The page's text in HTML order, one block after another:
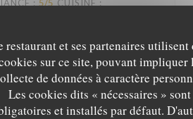
restaurant et ses partenaires utilisent
sur ce site, pouvant impliquer
de données à caractère
Les cookies dits « nécessaires » sont
et installés par défaut.
: 5/5 CUISINE :
: CUISINE :